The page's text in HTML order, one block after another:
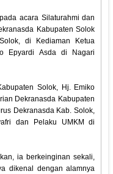
acara Silaturahmi dan
Kabupaten Solok
di Kediaman Ketua
Epyardi Asda di Nagari
Solok, Hj. Emiko
Dekranasda Kabupaten
Dekranasda Kab. Solok,
dan Pelaku UMKM di
ia berkeinginan sekali,
dikenal dengan alamnya